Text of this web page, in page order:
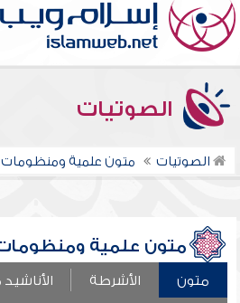
الصوتيات
الصوتيات متون علمية ومنظومات
متون علمية
متون الأشرطة